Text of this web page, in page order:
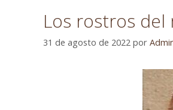
Los rostros del
31 de agosto de 2022 por